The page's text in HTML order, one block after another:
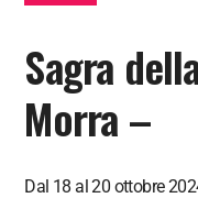
Sagra
Morra –
Dal 18 al 20 ottobre